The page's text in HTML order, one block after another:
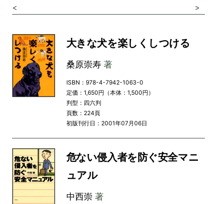
<
>
大きな犬を楽しくしつける
桑原崇寿著
ISBN：978-4-7942-1063-0
定価：1,650円（本体：1,500円）
判型：四六判
頁数：224頁
初版刊行日：2001年07月06日
危ない侵入者を防ぐ安全マニ
ュアル
中西崇 著